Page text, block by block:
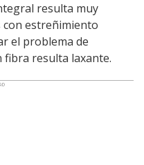
resulta muy
con estreñimiento
el problema de
fibra resulta laxante.